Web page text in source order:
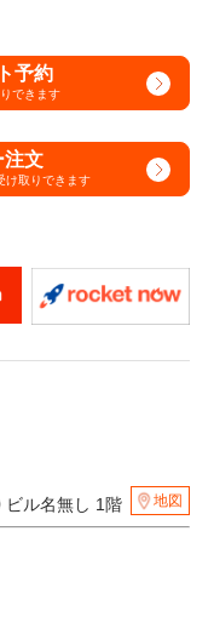
予約
できます
注文
け取りできます
ル名無し 1階
地図